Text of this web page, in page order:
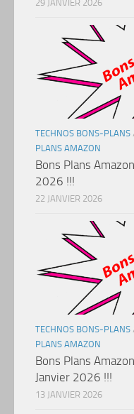
29 JANVIER 2026
TECHNOS BONS-PLANS
PLANS AMAZON
Bons Plans
2026 !!!
22 JANVIER 2026
TECHNOS BONS-PLANS
PLANS AMAZON
Bons Plans
Janvier 2026 !!!
13 JANVIER 2026